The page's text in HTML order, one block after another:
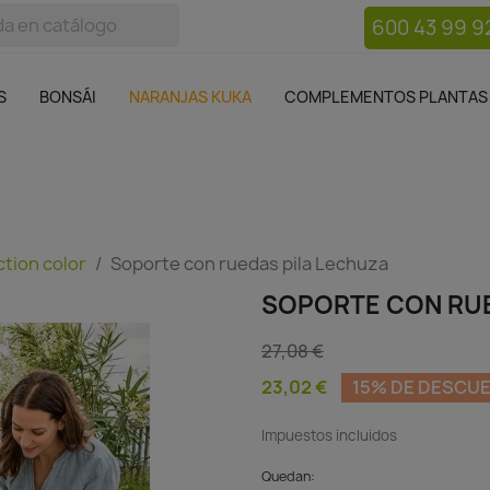
600 43 99
BONSÁI NARANJAS KUKA COMPLEMENTOS PLANTAS
Complementos plantas
color Soporte con ruedas pila Lechuza
SOPORTE CON
27,08 €
23,02 €
15% DE
Impuestos incluidos
Quedan: